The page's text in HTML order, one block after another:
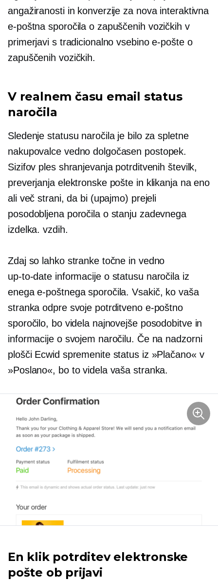
angažiranosti in konverzije za nova interaktivna
e-poštna sporočila o zapuščenih vozičkih v
primerjavi s tradicionalno vsebino e-pošte o
zapuščenih vozičkih.
V realnem času email status
naročila
Sledenje statusu naročila je bilo za spletne
nakupovalce vedno dolgočasen postopek.
Sizifov ples shranjevanja potrditvenih številk,
preverjanja elektronske pošte in klikanja na eno
ali več strani, da bi (upajmo) prejeli
posodobljena poročila o stanju zadevnega
izdelka. vzdih.
Zdaj so lahko stranke točne in vedno
up-to-date informacije o statusu naročila iz
enega e-poštnega sporočila. Vsakič, ko vaša
stranka odpre svoje potrditveno e-poštno
sporočilo, bo videla najnovejše posodobitve in
informacije o svojem naročilu. Če na nadzorni
plošči Ecwid spremenite status iz »Plačano« v
»Poslano«, bo to videla vaša stranka.
En klikpotrditev elektronske
pošte ob prijavi